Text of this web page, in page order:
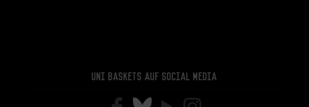
Uni Baskets auf Social Media